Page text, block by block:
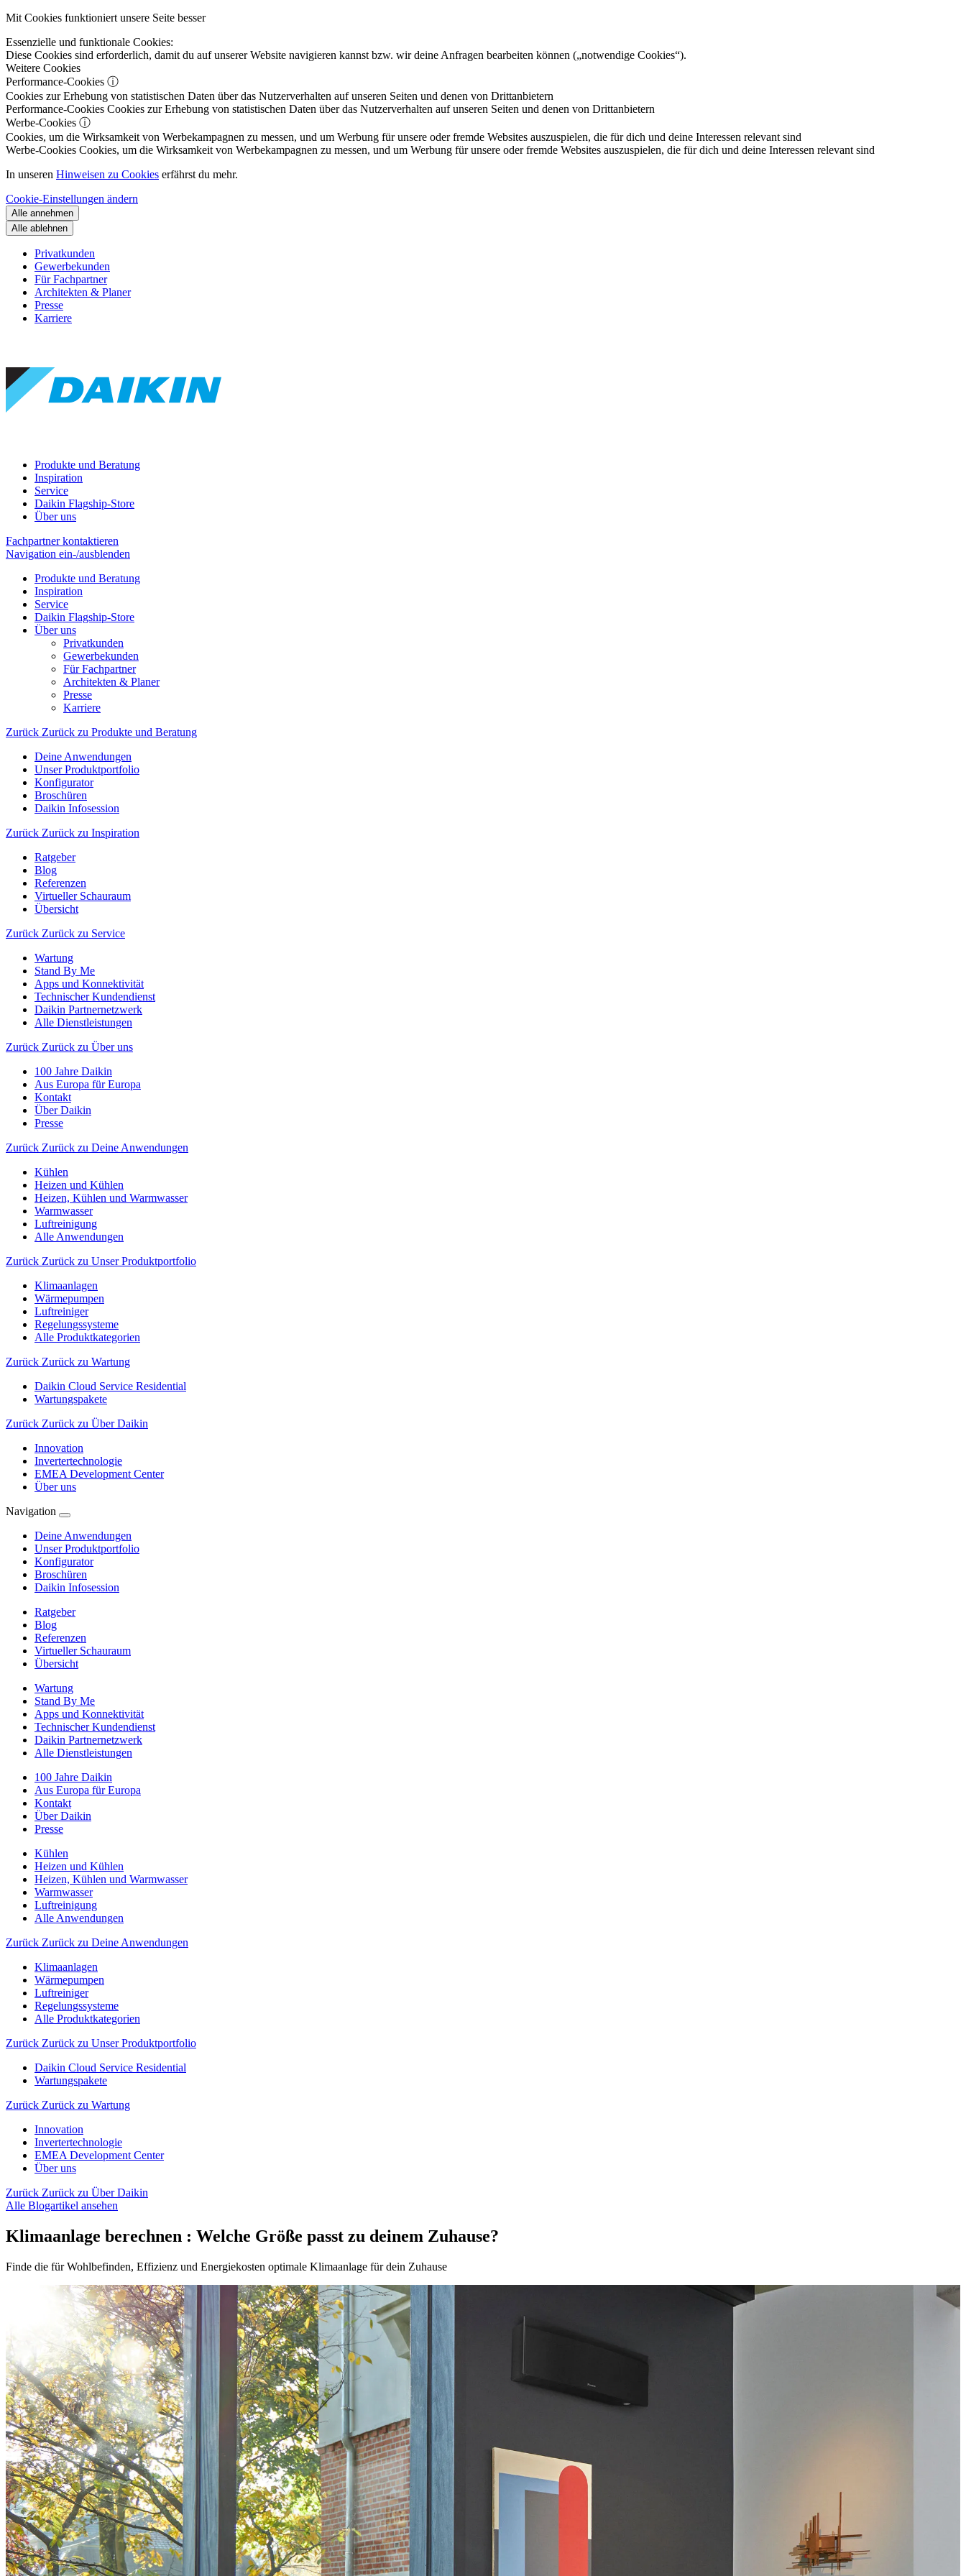
Mit Cookies funktioniert unsere Seite besser
Essenzielle und funktionale Cookies:
Diese Cookies sind erforderlich, damit du auf unserer Website navigieren kannst bzw. wir deine Anfragen bearbeiten können („notwendige Cookies“).
Weitere Cookies
Performance-Cookies ⓘ
Cookies zur Erhebung von statistischen Daten über das Nutzerverhalten auf unseren Seiten und denen von Drittanbietern
Performance-Cookies Cookies zur Erhebung von statistischen Daten über das Nutzerverhalten auf unseren Seiten und denen von Drittanbietern
Werbe-Cookies ⓘ
Cookies, um die Wirksamkeit von Werbekampagnen zu messen, und um Werbung für unsere oder fremde Websites auszuspielen, die für dich und deine Interessen relevant sind
Werbe-Cookies Cookies, um die Wirksamkeit von Werbekampagnen zu messen, und um Werbung für unsere oder fremde Websites auszuspielen, die für dich und deine Interessen relevant sind
In unseren Hinweisen zu Cookies erfährst du mehr.
Cookie-Einstellungen ändern
Alle annehmen
Alle ablehnen
Privatkunden
Gewerbekunden
Für Fachpartner
Architekten & Planer
Presse
Karriere
Produkte und Beratung
Inspiration
Service
Daikin Flagship-Store
Über uns
Fachpartner kontaktieren
Navigation ein-/ausblenden
Produkte und Beratung
Inspiration
Service
Daikin Flagship-Store
Über uns
Privatkunden
Gewerbekunden
Für Fachpartner
Architekten & Planer
Presse
Karriere
Zurück Zurück zu Produkte und Beratung
Deine Anwendungen
Unser Produktportfolio
Konfigurator
Broschüren
Daikin Infosession
Zurück Zurück zu Inspiration
Ratgeber
Blog
Referenzen
Virtueller Schauraum
Übersicht
Zurück Zurück zu Service
Wartung
Stand By Me
Apps und Konnektivität
Technischer Kundendienst
Daikin Partnernetzwerk
Alle Dienstleistungen
Zurück Zurück zu Über uns
100 Jahre Daikin
Aus Europa für Europa
Kontakt
Über Daikin
Presse
Zurück Zurück zu Deine Anwendungen
Kühlen
Heizen und Kühlen
Heizen, Kühlen und Warmwasser
Warmwasser
Luftreinigung
Alle Anwendungen
Zurück Zurück zu Unser Produktportfolio
Klimaanlagen
Wärmepumpen
Luftreiniger
Regelungssysteme
Alle Produktkategorien
Zurück Zurück zu Wartung
Daikin Cloud Service Residential
Wartungspakete
Zurück Zurück zu Über Daikin
Innovation
Invertertechnologie
EMEA Development Center
Über uns
Navigation
Deine Anwendungen
Unser Produktportfolio
Konfigurator
Broschüren
Daikin Infosession
Ratgeber
Blog
Referenzen
Virtueller Schauraum
Übersicht
Wartung
Stand By Me
Apps und Konnektivität
Technischer Kundendienst
Daikin Partnernetzwerk
Alle Dienstleistungen
100 Jahre Daikin
Aus Europa für Europa
Kontakt
Über Daikin
Presse
Kühlen
Heizen und Kühlen
Heizen, Kühlen und Warmwasser
Warmwasser
Luftreinigung
Alle Anwendungen
Zurück Zurück zu Deine Anwendungen
Klimaanlagen
Wärmepumpen
Luftreiniger
Regelungssysteme
Alle Produktkategorien
Zurück Zurück zu Unser Produktportfolio
Daikin Cloud Service Residential
Wartungspakete
Zurück Zurück zu Wartung
Innovation
Invertertechnologie
EMEA Development Center
Über uns
Zurück Zurück zu Über Daikin
Alle Blogartikel ansehen
Klimaanlage berechnen : Welche Größe passt zu deinem Zuhause?
Finde die für Wohlbefinden, Effizienz und Energiekosten optimale Klimaanlage für dein Zuhause